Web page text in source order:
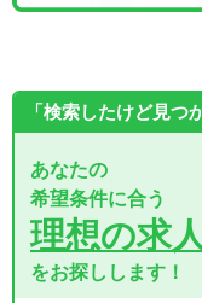
「検索したけど見つ
あなたの
希望条件に合う
理想の求人
をお探しします！